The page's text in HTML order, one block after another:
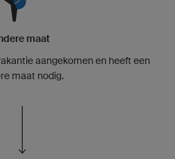
maat
aangekomen en heeft een
maat nodig.